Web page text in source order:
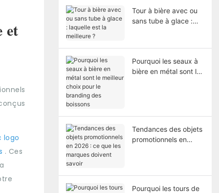
et
logo
. Ces
Tour à bière avec ou
sans tube à glace :
Pourquoi les seaux à
bière en métal sont le
Tendances des objets
promotionnels en
Pourquoi les tours de